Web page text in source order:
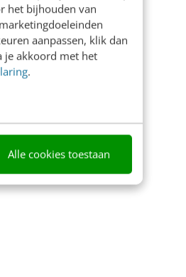
het bijhouden van
aanpassen, klik dan
je akkoord met het
.
Alle cookies toestaan